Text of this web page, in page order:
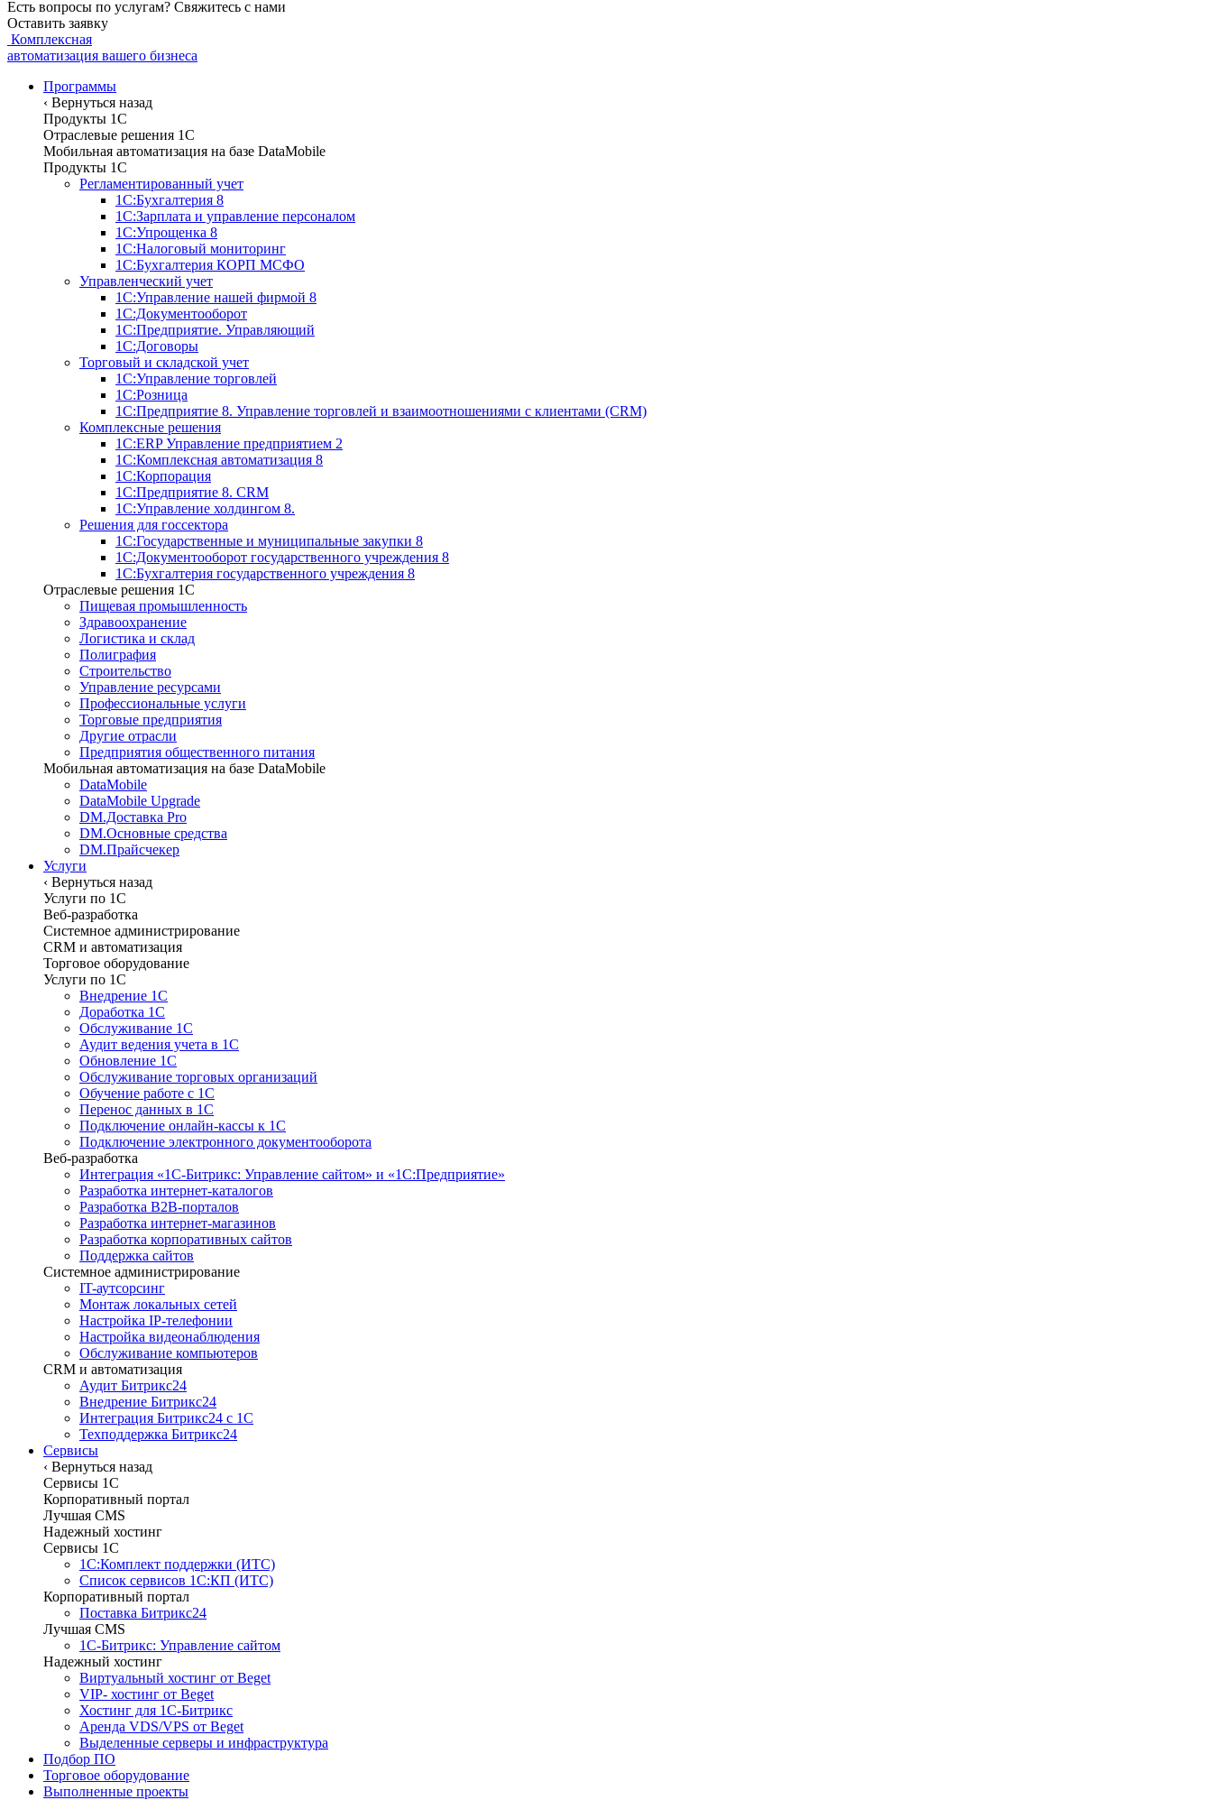
Есть вопросы по услугам? Свяжитесь с нами
Оставить заявку
Комплексная
автоматизация вашего бизнеса
Программы
‹ Вернуться назад
Продукты 1С
Отраслевые решения 1C
Мобильная автоматизация на базе DataMobile
Продукты 1С
Регламентированный учет
1С:Бухгалтерия 8
1С:Зарплата и управление персоналом
1С:Упрощенка 8
1С:Налоговый мониторинг
1С:Бухгалтерия КОРП МСФО
Управленческий учет
1С:Управление нашей фирмой 8
1С:Документооборот
1С:Предприятие. Управляющий
1С:Договоры
Торговый и складской учет
1С:Управление торговлей
1С:Розница
1С:Предприятие 8. Управление торговлей и взаимоотношениями с клиентами (CRM)
Комплексные решения
1С:ERP Управление предприятием 2
1С:Комплексная автоматизация 8
1С:Корпорация
1С:Предприятие 8. CRM
1С:Управление холдингом 8.
Решения для госсектора
1С:Государственные и муниципальные закупки 8
1С:Документооборот государственного учреждения 8
1С:Бухгалтерия государственного учреждения 8
Отраслевые решения 1C
Пищевая промышленность
Здравоохранение
Логистика и склад
Полиграфия
Строительство
Управление ресурсами
Профессиональные услуги
Торговые предприятия
Другие отрасли
Предприятия общественного питания
Мобильная автоматизация на базе DataMobile
DataMobile
DataMobile Upgrade
DM.Доставка Pro
DM.Основные средства
DM.Прайсчекер
Услуги
‹ Вернуться назад
Услуги по 1С
Веб-разработка
Системное администрирование
CRM и автоматизация
Торговое оборудование
Услуги по 1С
Внедрение 1С
Доработка 1С
Обслуживание 1С
Аудит ведения учета в 1С
Обновление 1С
Обслуживание торговых организаций
Обучение работе с 1С
Перенос данных в 1С
Подключение онлайн-кассы к 1С
Подключение электронного документооборота
Веб-разработка
Интеграция «1С-Битрикс: Управление сайтом» и «1С:Предприятие»
Разработка интернет-каталогов
Разработка B2B-порталов
Разработка интернет-магазинов
Разработка корпоративных сайтов
Поддержка сайтов
Системное администрирование
IT-аутсорсинг
Монтаж локальных сетей
Настройка IP-телефонии
Настройка видеонаблюдения
Обслуживание компьютеров
CRM и автоматизация
Аудит Битрикс24
Внедрение Битрикс24
Интеграция Битрикс24 с 1С
Техподдержка Битрикс24
Сервисы
‹ Вернуться назад
Сервисы 1C
Корпоративный портал
Лучшая CMS
Надежный хостинг
Сервисы 1C
1С:Комплект поддержки (ИТС)
Список сервисов 1С:КП (ИТС)
Корпоративный портал
Поставка Битрикс24
Лучшая CMS
1С-Битрикс: Управление сайтом
Надежный хостинг
Виртуальный хостинг от Beget
VIP- хостинг от Beget
Хостинг для 1С-Битрикс
Аренда VDS/VPS от Beget
Выделенные серверы и инфраструктура
Подбор ПО
Торговое оборудование
Выполненные проекты